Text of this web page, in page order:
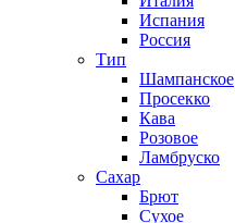
Испания
Россия
Тип
Шампанское
Просекко
Кава
Розовое
Ламбруско
Сахар
Брют
Сухое